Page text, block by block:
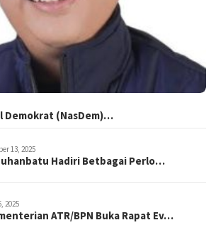
Demokrat (NasDem)…
13, 2025
Hadiri Betbagai Perlo…
2025
ATR/BPN Buka Rapat Ev…